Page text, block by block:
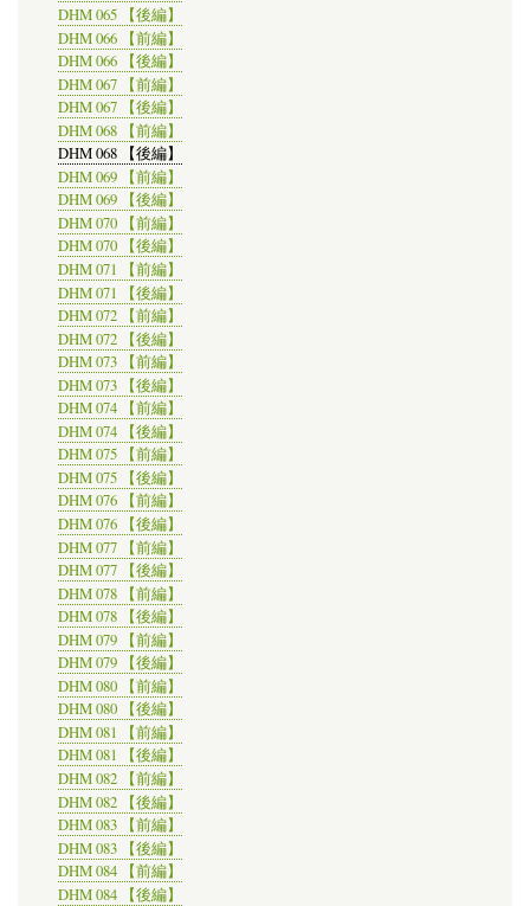
DHM 065 【後編】
DHM 066 【前編】
DHM 066 【後編】
DHM 067 【前編】
DHM 067 【後編】
DHM 068 【前編】
DHM 068 【後編】
DHM 069 【前編】
DHM 069 【後編】
DHM 070 【前編】
DHM 070 【後編】
DHM 071 【前編】
DHM 071 【後編】
DHM 072 【前編】
DHM 072 【後編】
DHM 073 【前編】
DHM 073 【後編】
DHM 074 【前編】
DHM 074 【後編】
DHM 075 【前編】
DHM 075 【後編】
DHM 076 【前編】
DHM 076 【後編】
DHM 077 【前編】
DHM 077 【後編】
DHM 078 【前編】
DHM 078 【後編】
DHM 079 【前編】
DHM 079 【後編】
DHM 080 【前編】
DHM 080 【後編】
DHM 081 【前編】
DHM 081 【後編】
DHM 082 【前編】
DHM 082 【後編】
DHM 083 【前編】
DHM 083 【後編】
DHM 084 【前編】
DHM 084 【後編】